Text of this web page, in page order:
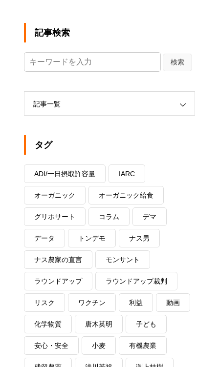
記事検索
記事一覧
タグ
ADI/一日摂取許容量 IARC
オーガニック オーガニック給食
グリホサート コラム デマ
データ トンデモ ナス男
ナス農家の直言 モンサント
ラウンドアップ ラウンドアップ裁判
リスク ワクチン 利益 動画
化学物質 唐木英明 子ども
安心・安全 小麦 有機農業